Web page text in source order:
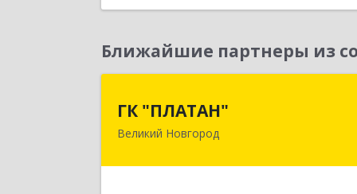
Ближайшие партнеры из
ГК "ПЛАТАН"
Великий Новгород
173003, Новгородская обл, Великий